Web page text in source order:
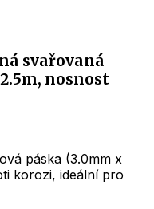
svařovaná
nosnost
páska (3.0mm x
korozi, ideální pro